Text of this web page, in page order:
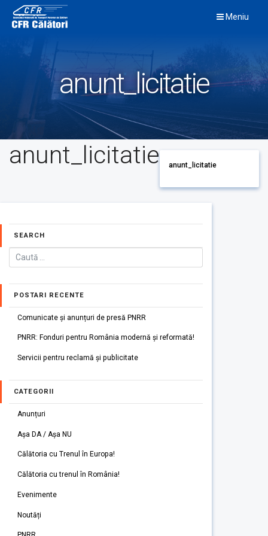
content
Meniu
anunt_licitatie
anunt_licitatie anunt_licitatie
SEARCH
POSTARI RECENTE
Comunicate și anunțuri de presă PNRR
PNRR: Fonduri pentru România modernă și reformată!
Servicii pentru reclamă și publicitate
CATEGORII
Anunțuri
Așa DA / Așa NU
Călătoria cu Trenul în Europa!
Călătoria cu trenul în România!
Evenimente
Noutăți